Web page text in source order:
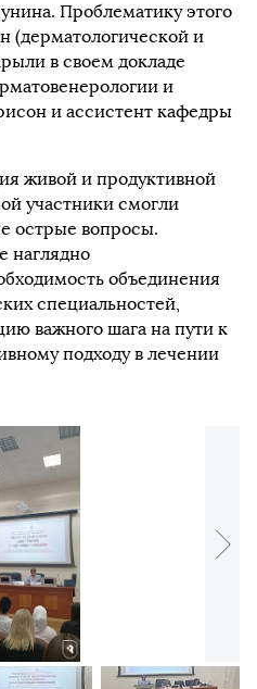
Проблематику этого
(дерматологической и
в своем докладе
и
и ассистент кафедры
живой и продуктивной
участники смогли
острые вопросы.
наглядно
объединения
специальностей,
важного шага на пути к
подходу в лечении